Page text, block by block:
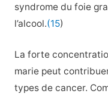
syndrome du foie
l’alcool.(15)
La forte
marie peut
types de cancer.